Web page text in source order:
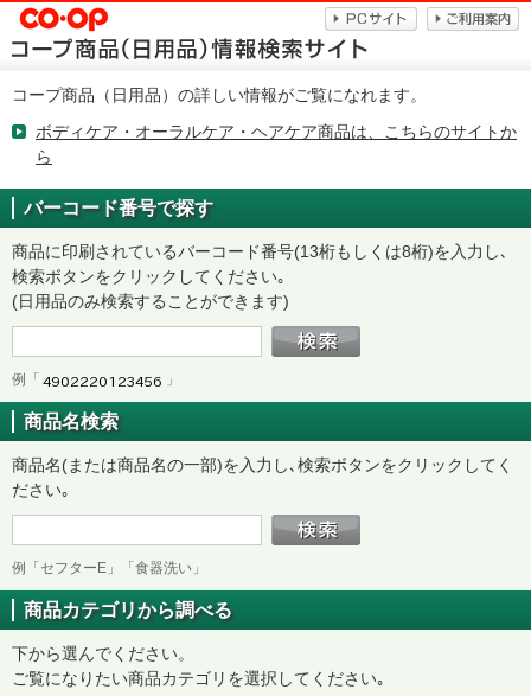
コープ商品（日用品）の詳しい情報がご覧になれます。
ボディケア・オーラルケア・ヘアケア商品は、こちらのサイトか
ら
バーコード番号で探す
商品に印刷されているバーコード番号(13桁もしくは8桁)を入力し､
検索ボタンをクリックしてください｡
(日用品のみ検索することができます)
例「 」
商品名検索
商品名(または商品名の一部)を入力し､検索ボタンをクリックしてく
ださい｡
例「セフターE」「食器洗い」
商品カテゴリから調べる
下から選んでください。
ご覧になりたい商品カテゴリを選択してください｡